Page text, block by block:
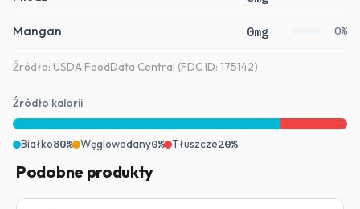
Mangan 0mg 0%
Źródło: USDA FoodData Central (FDC ID: 175142)
Źródło kalorii
Białko80% Węglowodany0% Tłuszcze20%
Podobne produkty